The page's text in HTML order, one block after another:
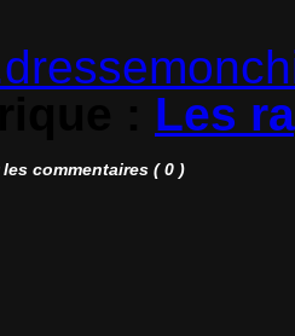
: Les
commentaires ( 0 )